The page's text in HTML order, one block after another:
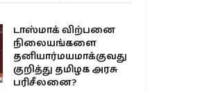
டாஸ்மாக் விற்பனை
நிலையங்களை
தனியார்மயமாக்குவது
குறித்து தமிழக அரசு
பரிசீலனை?